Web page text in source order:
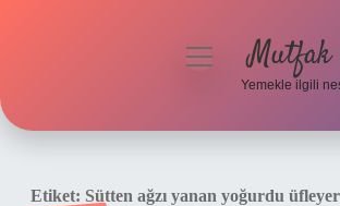
menüyüMutfak
Yemekle ilgili
Etiket: Sütten ağzı yanan yoğurdu